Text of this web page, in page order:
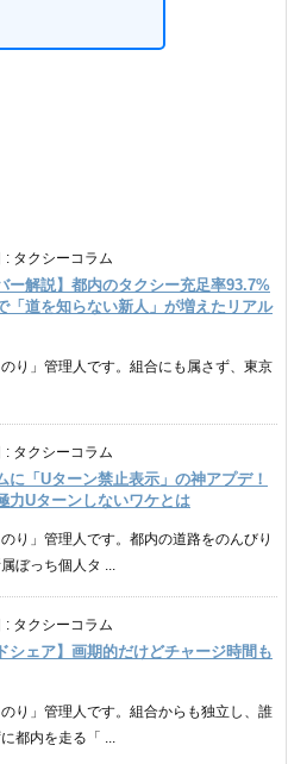
: タクシーコラム
ー解説】都内のタクシー充足率93.7%
「道を知らない新人」が増えたリアル
り」管理人です。組合にも属さず、東京
: タクシーコラム
に「Uターン禁止表示」の神アプデ！
力Uターンしないワケとは
り」管理人です。都内の道路をのんびり
ぼっち個人タ ...
: タクシーコラム
シェア】画期的だけどチャージ時間も
り」管理人です。組合からも独立し、誰
都内を走る「 ...